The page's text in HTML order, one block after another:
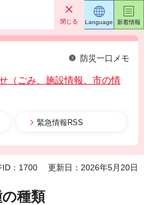
閉じる
防災一口メモ
（ごみ、施設情報、市の情
緊急情報RSS
Language 新着情報
ID：1700 更新日：2026年5月20日
種類